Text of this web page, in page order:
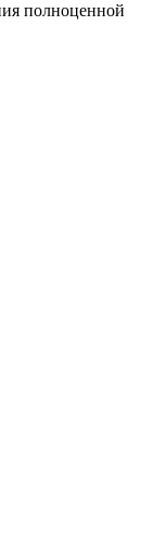
полноценной